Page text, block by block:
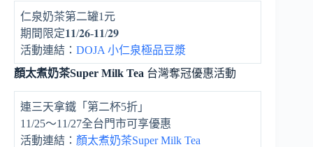
仁泉奶茶第二罐1元
期間限定𝟏𝟏/𝟐𝟔-𝟏𝟏/𝟐𝟗
活動連結： DOJA 小仁泉極品豆漿
顏太煮奶茶Super Milk Tea 台灣奪冠優惠活動
連三天拿鐵「第二杯5折」
11/25～11/27全台門市可享優惠
活動連結： 顏太煮奶茶Super Milk Tea